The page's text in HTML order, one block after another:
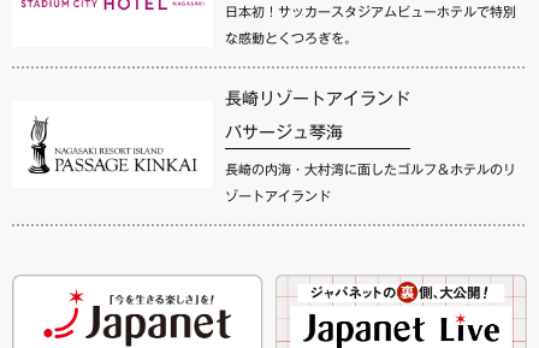
日本初！サッカースタジアムビューホテルで特別
な感動とくつろぎを。
長崎リゾートアイランド
パサージュ琴海
長崎の内海・大村湾に面したゴルフ＆ホテルのリ
ゾートアイランド